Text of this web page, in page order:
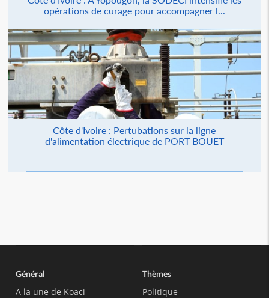
opérations de curage pour accompagner l...
Côte d'Ivoire : Pertubations sur la ligne
d'alimentation électrique de PORT BOUET
Général
A la une de Koaci
Thèmes
Politique